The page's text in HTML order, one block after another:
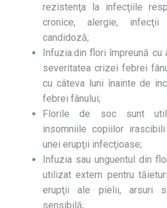
rezistenţa la infecţiile
cronice, alergie,
candidoză;
Infuzia.din flori împreună cu
severitatea crizei febrei
cu câteva luni înainte de
febrei fânului;
Florile de soc sunt
insomniile copiilor
unei erupţii infecţioase;
Infuzia sau unguentul din
utilizat extern pentru
erupţii ale pielii, arsuri
sensibilă;